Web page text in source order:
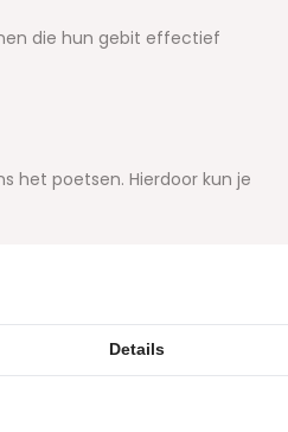
die hun gebit effectief
het poetsen. Hierdoor kun je
plastic en meer
maar ook
Details